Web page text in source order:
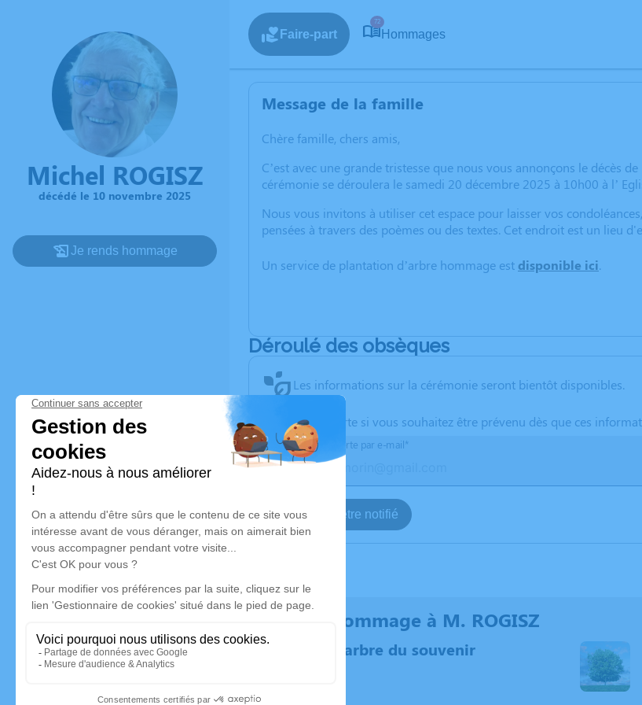
Michel ROGISZ
décédé le 10 novembre 2025
Je rends hommage
Faire-part
72
Hommages
Message de la famille
Chère famille, chers amis,
C’est avec une grande tristesse que nous vous annonçons le décès
cérémonie se déroulera le samedi 20 décembre 2025 à 10h00 à l’
Nous vous invitons à utiliser cet espace pour laisser vos
pensées à travers des poèmes ou des textes. Cet endroit est un lieu
Un service de plantation d’arbre hommage est disponible ici.
Déroulé des obsèques
Les informations sur la cérémonie seront bientôt disponibles.
Activez une alerte si vous souhaitez être prévenu dès que ces
Recevoir une alerte par e-mail*
Je veux être notifié
Rendez hommage à M. ROGISZ
Plantez un arbre du souvenir